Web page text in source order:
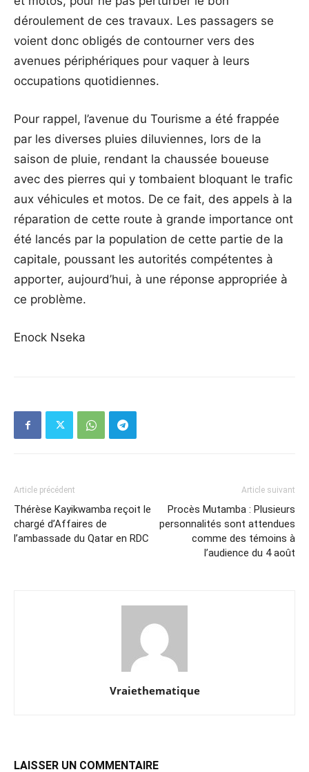
déroulement de ces travaux. Les passagers se
voient donc obligés de contourner vers des
avenues périphériques pour vaquer à leurs
occupations quotidiennes.
Pour rappel, l’avenue du Tourisme a été frappée
par les diverses pluies diluviennes, lors de la
saison de pluie, rendant la chaussée boueuse
avec des pierres qui y tombaient bloquant le trafic
aux véhicules et motos. De ce fait, des appels à la
réparation de cette route à grande importance ont
été lancés par la population de cette partie de la
capitale, poussant les autorités compétentes à
apporter, aujourd’hui, à une réponse appropriée à
ce problème.
Enock Nseka
Article précédent
Thérèse Kayikwamba reçoit le
chargé d’Affaires de
l’ambassade du Qatar en RDC
Article suivant
Procès Mutamba : Plusieurs
personnalités sont attendues
comme des témoins à
l’audience du 4 août
Vraiethematique
LAISSER UN COMMENTAIRE